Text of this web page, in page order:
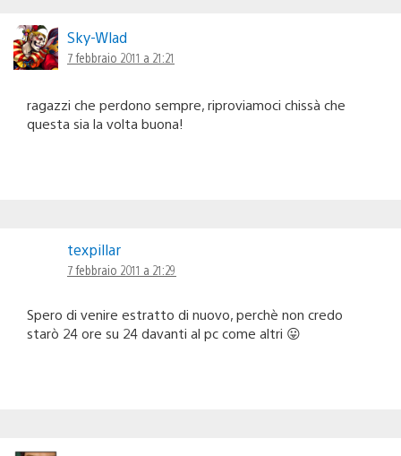
Sky-Wlad
7 febbraio 2011 a 21:21
ragazzi che perdono sempre, riproviamoci chissà che
questa sia la volta buona!
texpillar
7 febbraio 2011 a 21:29
Spero di venire estratto di nuovo, perchè non credo
starò 24 ore su 24 davanti al pc come altri 😛